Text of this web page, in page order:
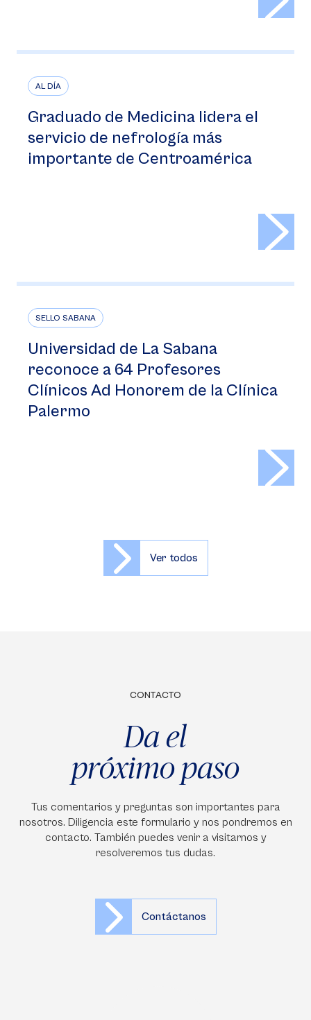
AL DÍA
Graduado de Medicina lidera el
servicio de nefrología más
importante de Centroamérica
SELLO SABANA
Universidad de La Sabana
reconoce a 64 Profesores
Clínicos Ad Honorem de la Clínica
Palermo
Ver todos
CONTACTO
Da el
próximo paso
Tus comentarios y preguntas son importantes para
nosotros. Diligencia este formulario y nos pondremos en
contacto. También puedes venir a visitarnos y
resolveremos tus dudas.
Contáctanos